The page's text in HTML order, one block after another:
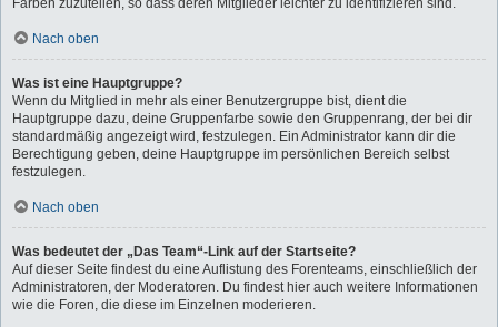
Farben zuzuteilen, so dass deren Mitglieder leichter zu identifizieren sind.
Nach oben
Was ist eine Hauptgruppe?
Wenn du Mitglied in mehr als einer Benutzergruppe bist, dient die
Hauptgruppe dazu, deine Gruppenfarbe sowie den Gruppenrang, der bei dir
standardmäßig angezeigt wird, festzulegen. Ein Administrator kann dir die
Berechtigung geben, deine Hauptgruppe im persönlichen Bereich selbst
festzulegen.
Nach oben
Was bedeutet der „Das Team“-Link auf der Startseite?
Auf dieser Seite findest du eine Auflistung des Forenteams, einschließlich der
Administratoren, der Moderatoren. Du findest hier auch weitere Informationen
wie die Foren, die diese im Einzelnen moderieren.